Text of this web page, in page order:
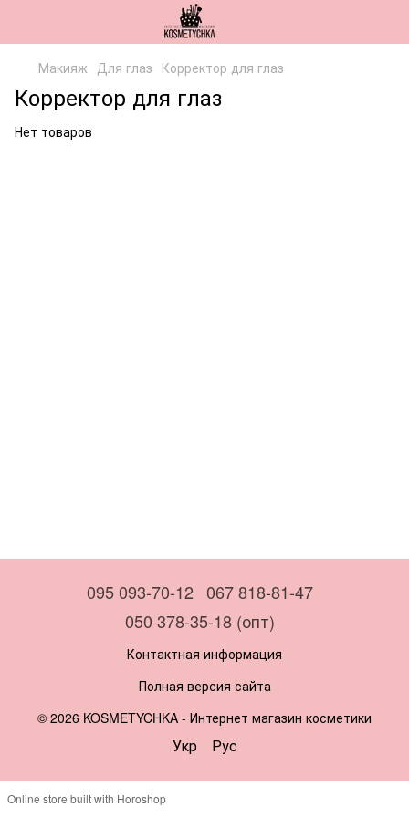
Макияж Для глаз Корректор для глаз
Корректор для глаз
Нет товаров
095 093-70-12 067 818-81-47
050 378-35-18 (опт)
Контактная информация
Полная версия сайта
© 2026 KOSMETYCHKA - Интернет магазин косметики
Укр Рус
Online store built with Horoshop